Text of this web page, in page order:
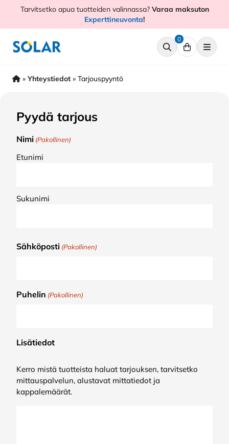
HyppääTarvitsetko apua tuotteiden valinnassa?Varaa maksuton
Experttineuvonta!
0
» Yhteystiedot » Tarjouspyyntö
Pyydä tarjous
Nimi (Pakollinen)
Etunimi
Sukunimi
Sähköposti (Pakollinen)
Puhelin (Pakollinen)
Lisätiedot
Kerro mistä tuotteista haluat tarjouksen, tarvitsetko
mittauspalvelun, alustavat mittatiedot ja
kappalemäärät.